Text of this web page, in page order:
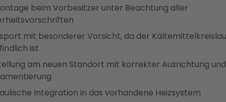
beim Vorbesitzer unter Beachtung aller
mit besonderer Vorsicht, da der
ist
am neuen Standort mit korrekter Ausrichtung und
Integration in das vorhandene Heizsystem